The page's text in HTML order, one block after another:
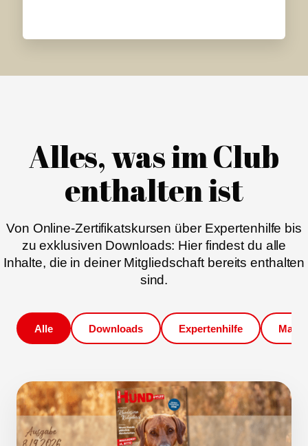
Alles, was im Club
enthalten ist
Von Online-Zertifikatskursen über Expertenhilfe bis
zu exklusiven Downloads: Hier findest du alle
Inhalte, die in deiner Mitgliedschaft bereits enthalten
sind.
Alle Downloads Expertenhilfe